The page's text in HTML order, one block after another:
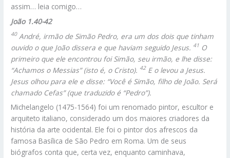
assim… leia comigo…
João 1.40-42
40André, irmão de Simão Pedro, era um dos dois que tinham
ouvido o que João dissera e que haviam seguido Jesus. 41 O
primeiro que ele encontrou foi Simão, seu irmão, e lhe disse:
“Achamos o Messias” (isto é, o Cristo). 42E o levou a Jesus.
Jesus olhou para ele e disse: “Você é Simão, filho de João. Será
chamado Cefas” (que traduzido é “Pedro”).
Michelangelo (1475-1564) foi um renomado pintor, escultor e
arquiteto italiano, considerado um dos maiores criadores da
história da arte ocidental. Ele foi o pintor dos afrescos da
famosa Basílica de São Pedro em Roma. Um de seus
biógrafos conta que, certa vez, enquanto caminhava,